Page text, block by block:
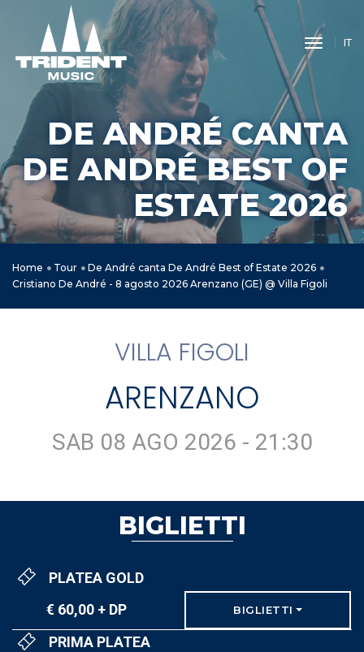
toggle
IT
DE ANDRÉ CANTA
DE ANDRÉ BEST OF
ESTATE 2026
Home Tour
De André canta De André Best of Estate 2026
Cristiano De André - 8 agosto 2026 Arenzano (GE) @ Villa Figoli
VILLA FIGOLI
ARENZANO
SAB 08 AGO 2026 - 21:30
BIGLIETTI
PLATEA GOLD
€ 60,00 + DP
BIGLIETTI
PRIMA PLATEA